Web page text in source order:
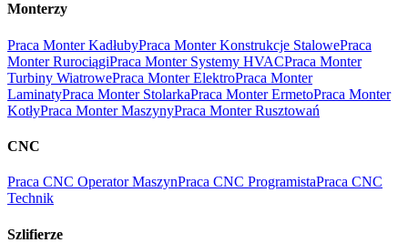
Monterzy
Praca Monter KadłubyPraca Monter Konstrukcje StalowePraca
Monter RurociągiPraca Monter Systemy HVACPraca Monter
Turbiny WiatrowePraca Monter ElektroPraca Monter
LaminatyPraca Monter StolarkaPraca Monter ErmetoPraca Monter
KotłyPraca Monter MaszynyPraca Monter Rusztowań
CNC
Praca CNC Operator MaszynPraca CNC ProgramistaPraca CNC
Technik
Szlifierze